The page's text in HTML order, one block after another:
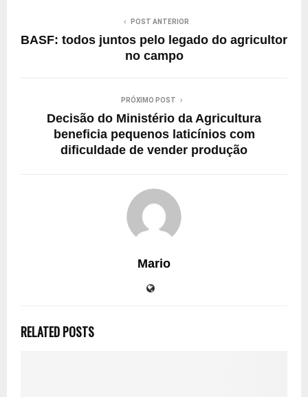
POST ANTERIOR
BASF: todos juntos pelo legado do agricultor
no campo
PRÓXIMO POST
Decisão do Ministério da Agricultura
beneficia pequenos laticínios com
dificuldade de vender produção
Mario
RELATED POSTS